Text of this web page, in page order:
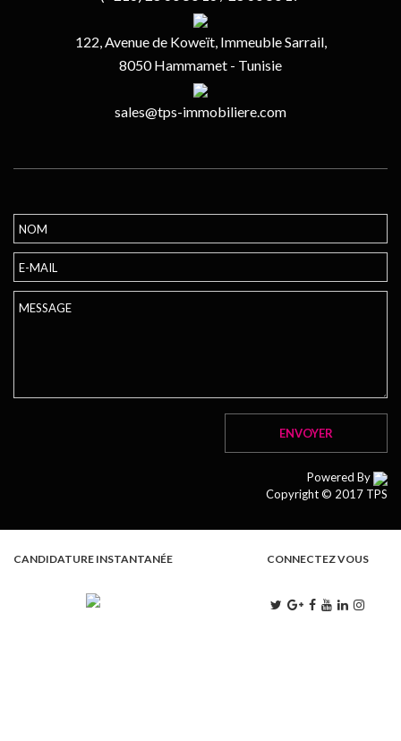
122, Avenue de Koweït, Immeuble Sarrail,
8050 Hammamet - Tunisie
sales@tps-immobiliere.com
Powered By
Copyright © 2017 TPS
CANDIDATURE INSTANTANÉE CONNECTEZ VOUS